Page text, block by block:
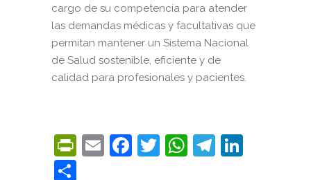
cargo de su competencia para atender
las demandas médicas y facultativas que
permitan mantener un Sistema Nacional
de Salud sostenible, eficiente y de
calidad para profesionales y pacientes.
PrintFriendly
EmailFacebook
Twitter
WhatsApp